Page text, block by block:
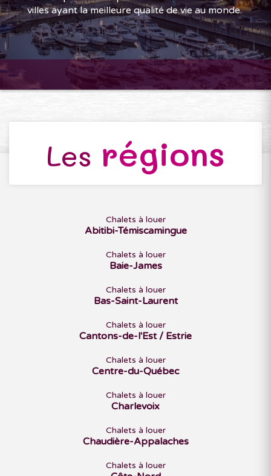
villes ayant la meilleure qualité de vie au monde.
Les régions
Chalets à louer
Abitibi-Témiscamingue
Chalets à louer
Baie-James
Chalets à louer
Bas-Saint-Laurent
Chalets à louer
Cantons-de-l'Est / Estrie
Chalets à louer
Centre-du-Québec
Chalets à louer
Charlevoix
Chalets à louer
Chaudière-Appalaches
Chalets à louer